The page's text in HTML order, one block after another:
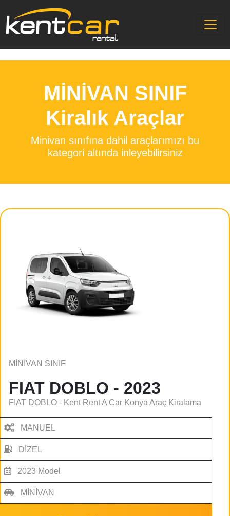
MİNİVAN SINIF
Kiralık Araçlar
Minivan sınıfına dahil araçlarımızı bu
kategori altında inleyebilirsiniz
MİNİVAN SINIF
FIAT DOBLO - 2023
FIAT DOBLO - Kent Rent A Car Konya Araç Kiralama
MANUEL
DİZEL
2023 Model
MİNİVAN